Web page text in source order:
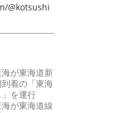
@kotsushi
が東海道新
着の「東海
を運行
が東海道線